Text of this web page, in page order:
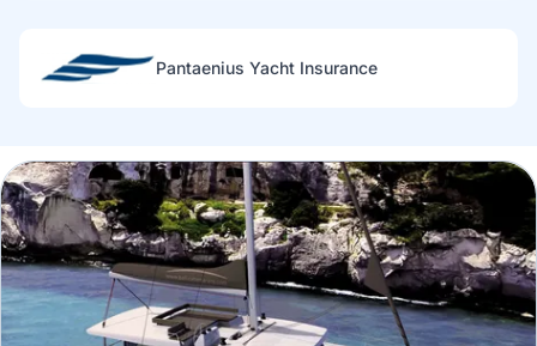
Pantaenius Yacht Insurance